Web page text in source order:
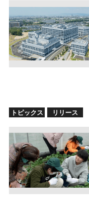
トピックス リリース